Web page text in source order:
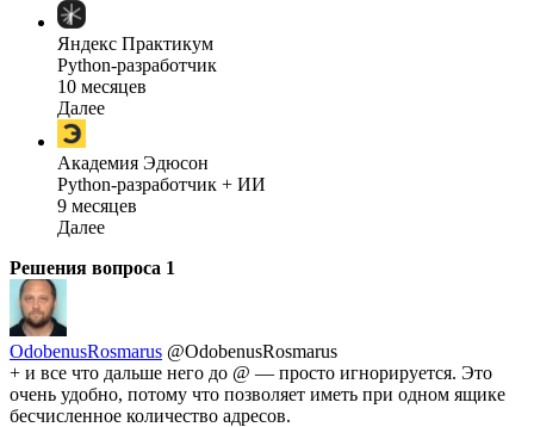
Яндекс Практикум
Python-разработчик
10 месяцев
Далее
Академия Эдюсон
Python-разработчик + ИИ
9 месяцев
Далее
Решения вопроса 1
OdobenusRosmarus @OdobenusRosmarus
+ и все что дальше него до @ — просто игнорируется. Это
очень удобно, потому что позволяет иметь при одном ящике
бесчисленное количество адресов.